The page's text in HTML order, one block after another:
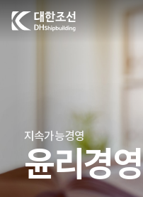
대한조선주식회사
지속가능경영
윤리경영